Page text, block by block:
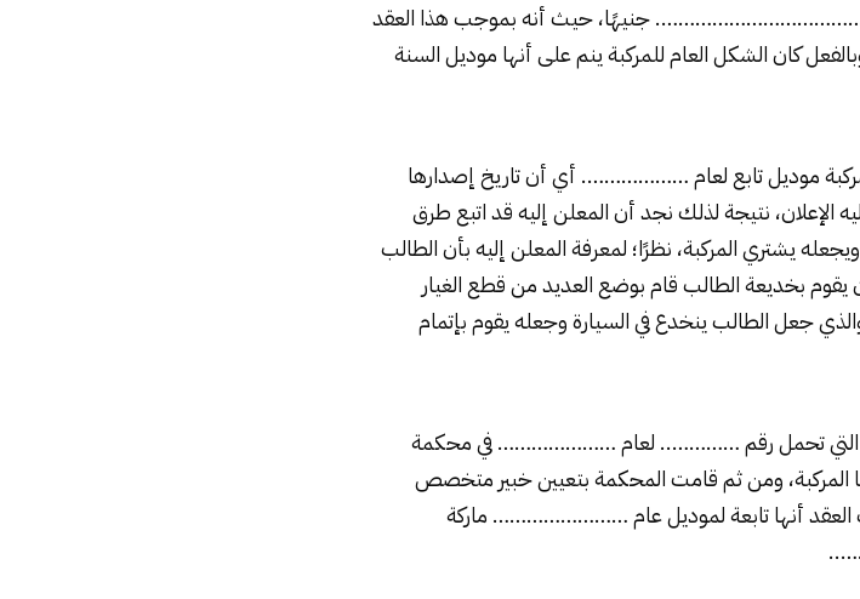
جنيهًا، حيث أنه بموجب هذا العقد
كان الشكل العام للمركبة ينم على أنها موديل السنة
موديل تابع لعام ………………. أي أن تاريخ إصدارها
الإعلان، نتيجة لذلك نجد أن المعلن إليه قد اتبع طرق
يشتري المركبة، نظرًا؛ لمعرفة المعلن إليه بأن الطالب
بخديعة الطالب قام بوضع العديد من قطع الغيار
الطالب ينخدع في السيارة وجعله يقوم بإتمام
التي تحمل رقم ………….. لعام ………………… في محكمة
المركبة، ومن ثم قامت المحكمة بتعيين خبير متخصص
العقد أنها تابعة لموديل عام …………………… ماركة